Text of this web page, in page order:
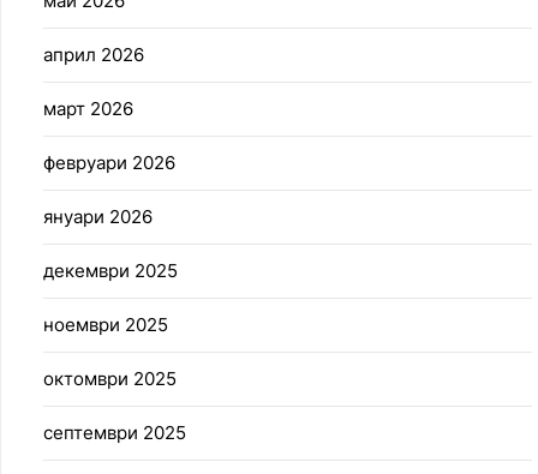
април 2026
март 2026
февруари 2026
януари 2026
декември 2025
ноември 2025
октомври 2025
септември 2025